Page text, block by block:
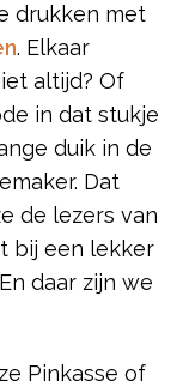
drukken met
. Elkaar
altijd? Of
in dat stukje
duik in de
Dat
de lezers van
bij een lekker
daar zijn we
Pinkasse of